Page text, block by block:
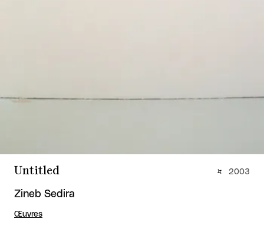
Untitled
Zineb Sedira
Œuvres
2003